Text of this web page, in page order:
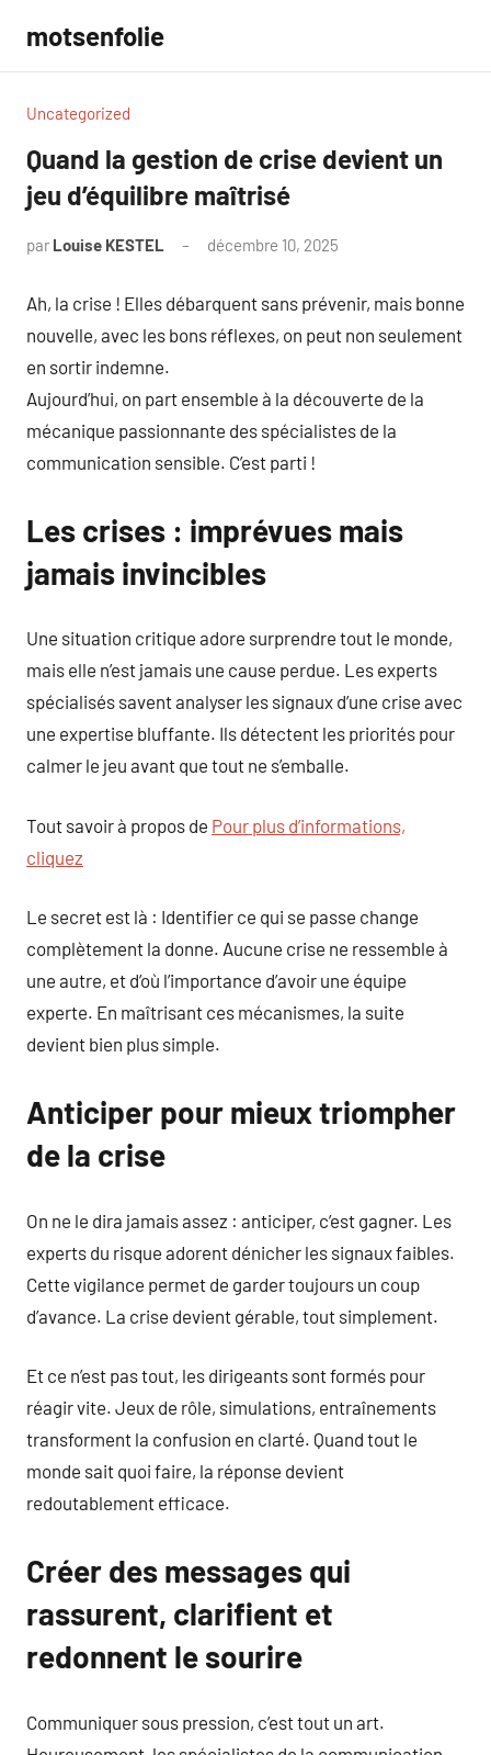
contenu
motsenfolie
Uncategorized
Quand la gestion de crise devient un
jeu d’équilibre maîtrisé
par Louise KESTEL décembre 10, 2025
Ah, la crise ! Elles débarquent sans prévenir, mais bonne
nouvelle, avec les bons réflexes, on peut non seulement
en sortir indemne.
Aujourd’hui, on part ensemble à la découverte de la
mécanique passionnante des spécialistes de la
communication sensible. C’est parti !
Les crises : imprévues mais
jamais invincibles
Une situation critique adore surprendre tout le monde,
mais elle n’est jamais une cause perdue. Les experts
spécialisés savent analyser les signaux d’une crise avec
une expertise bluffante. Ils détectent les priorités pour
calmer le jeu avant que tout ne s’emballe.
Tout savoir à propos de Pour plus d’informations,
cliquez
Le secret est là : Identifier ce qui se passe change
complètement la donne. Aucune crise ne ressemble à
une autre, et d’où l’importance d’avoir une équipe
experte. En maîtrisant ces mécanismes, la suite
devient bien plus simple.
Anticiper pour mieux triompher
de la crise
On ne le dira jamais assez : anticiper, c’est gagner. Les
experts du risque adorent dénicher les signaux faibles.
Cette vigilance permet de garder toujours un coup
d’avance. La crise devient gérable, tout simplement.
Et ce n’est pas tout, les dirigeants sont formés pour
réagir vite. Jeux de rôle, simulations, entraînements
transforment la confusion en clarté. Quand tout le
monde sait quoi faire, la réponse devient
redoutablement efficace.
Créer des messages qui
rassurent, clarifient et
redonnent le sourire
Communiquer sous pression, c’est tout un art.